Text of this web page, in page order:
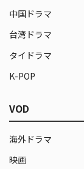
中国ドラマ
台湾ドラマ
タイドラマ
K-POP
VOD
海外ドラマ
映画